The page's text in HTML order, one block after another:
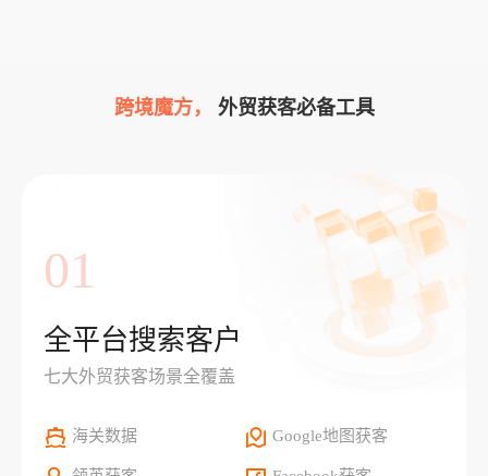
跨境魔方， 外贸获客必备工具
01
全平台搜索客户
七大外贸获客场景全覆盖
海关数据 Google地图获客